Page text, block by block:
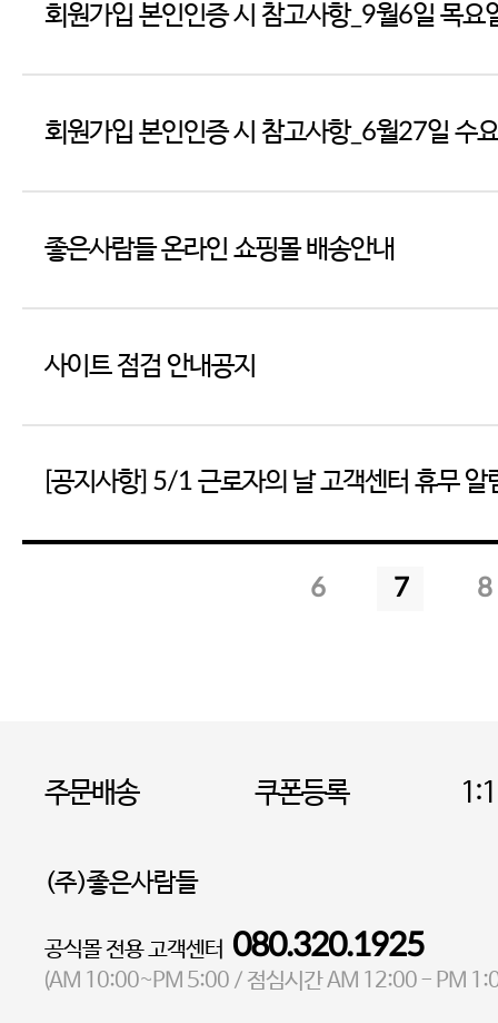
회원가입 본인인증 시 참고사항_9월6일 목요
회원가입 본인인증 시 참고사항_6월27일 수
좋은사람들 온라인 쇼핑몰 배송안내
사이트 점검 안내공지
[공지사항] 5/1 근로자의 날 고객센터 휴무 알
6 7 8
주문배송 쿠폰등록
(주)좋은사람들
대표 이성현,박영환| 개인정보관리책임자 김상현
공식몰 전용 고객센터 080.320.1925
(AM 10:00~PM 5:00 / 점심시간AM 12:00 - PM